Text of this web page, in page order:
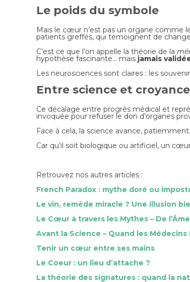
Le poids du symbole
Mais le cœur n’est pas un organe comme
patients greffés, qui témoignent de
C’est ce que l’on appelle la théorie de la
hypothèse fascinante… mais jamais
Les neurosciences sont claires : les
Entre science et
Ce décalage entre progrès médical et
invoquée pour refuser le don d’organes
Face à cela, la science avance,
Car qu’il soit biologique ou artificiel, un cœur
Retrouvez nos autres articles :
French Paradox : mythe doré ou
Le vin, remède miracle ? Une illusion
Le Cœur à travers les Mythes – De
Avant la Science – Quand les
Tenir un cœur entre ses mains
Le Coeur : un lieu d’attache ?
La théorie des signatures : quand la